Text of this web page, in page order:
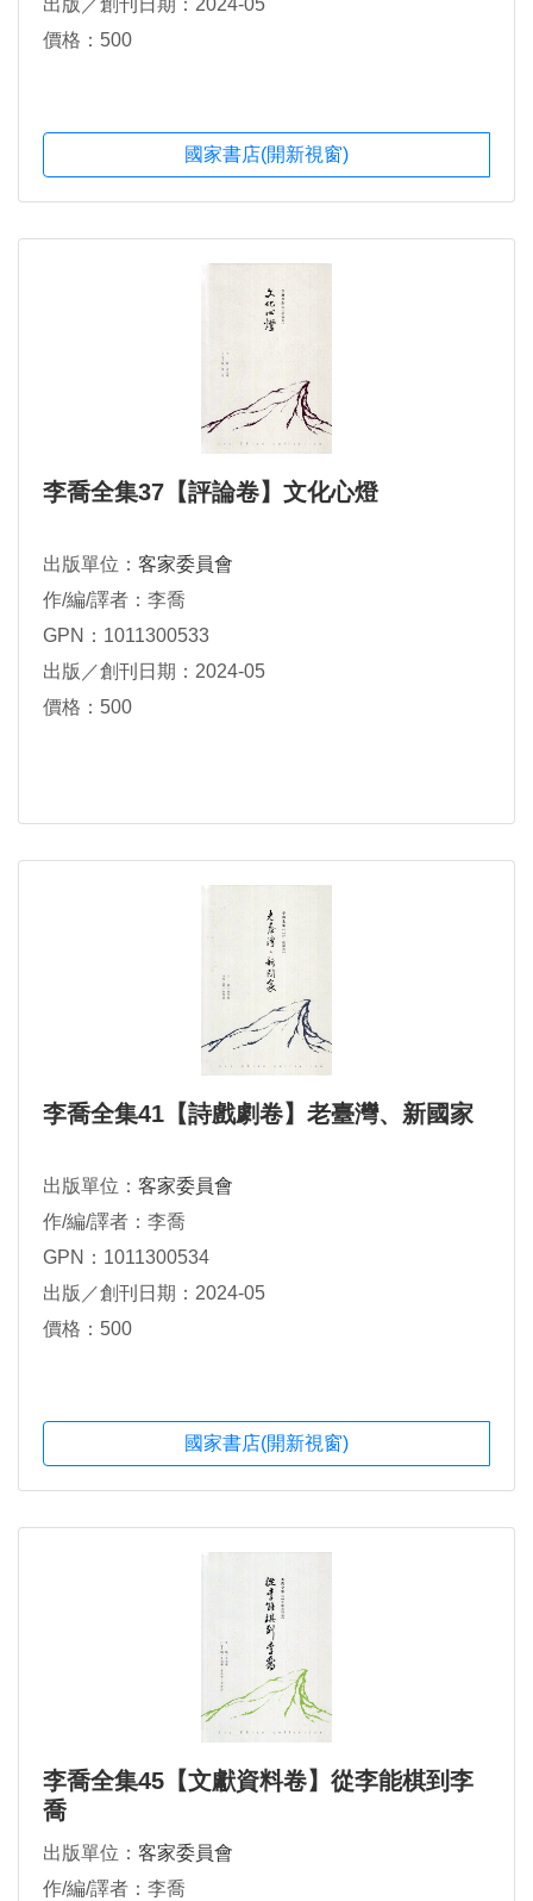
出版／創刊日期：2024-05
價格：500
國家書店(開新視窗)
李喬全集37【評論卷】文化心燈
出版單位： 客家委員會
作/編/譯者：李喬
GPN：1011300533
出版／創刊日期：2024-05
價格：500
李喬全集41【詩戲劇卷】老臺灣、新國家
出版單位： 客家委員會
作/編/譯者：李喬
GPN：1011300534
出版／創刊日期：2024-05
價格：500
國家書店(開新視窗)
李喬全集45【文獻資料卷】從李能棋到李
喬
出版單位： 客家委員會
作/編/譯者：李喬